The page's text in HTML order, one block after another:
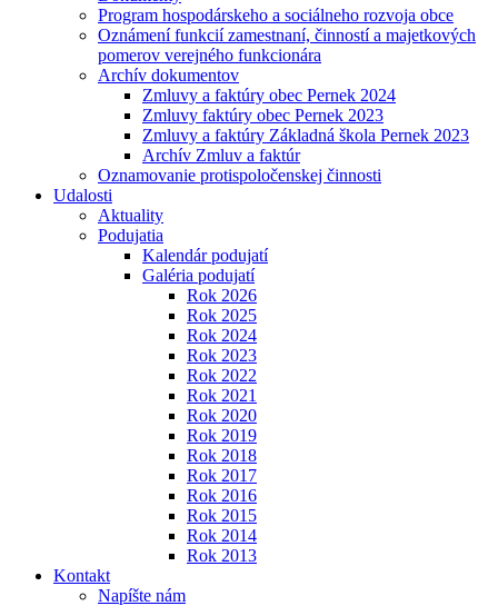
Program hospodárskeho a sociálneho rozvoja obce
Oznámení funkcií zamestnaní, činností a majetkových
pomerov verejného funkcionára
Archív dokumentov
Zmluvy a faktúry obec Pernek 2024
Zmluvy faktúry obec Pernek 2023
Zmluvy a faktúry Základná škola Pernek 2023
Archív Zmluv a faktúr
Oznamovanie protispoločenskej činnosti
Udalosti
Aktuality
Podujatia
Kalendár podujatí
Galéria podujatí
Rok 2026
Rok 2025
Rok 2024
Rok 2023
Rok 2022
Rok 2021
Rok 2020
Rok 2019
Rok 2018
Rok 2017
Rok 2016
Rok 2015
Rok 2014
Rok 2013
Kontakt
Napíšte nám